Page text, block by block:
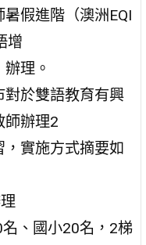
假進階（澳洲EQI
增
理。
對於雙語教育有興
師辦理2
實施方式摘要如
、國小20名，2梯